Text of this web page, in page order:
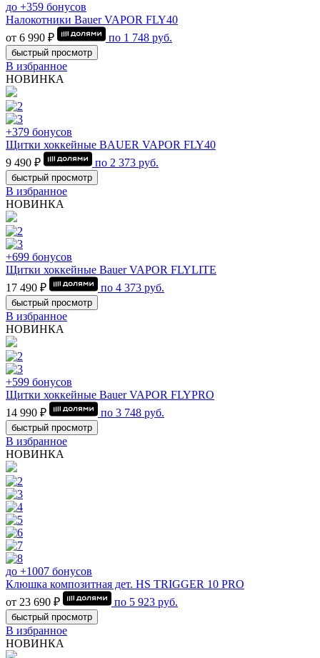
до +359 бонусов
Налокотники Bauer VAPOR FLY40
от 6 990 ₽
по 1 748 руб.
быстрый просмотр
В избранное
НОВИНКА
+379 бонусов
Щитки хоккейные BAUER VAPOR FLY40
9 490 ₽
по 2 373 руб.
быстрый просмотр
В избранное
НОВИНКА
+699 бонусов
Щитки хоккейные Bauer VAPOR FLYLITE
17 490 ₽
по 4 373 руб.
быстрый просмотр
В избранное
НОВИНКА
+599 бонусов
Щитки хоккейные Bauer VAPOR FLYPRO
14 990 ₽
по 3 748 руб.
быстрый просмотр
В избранное
НОВИНКА
до +1007 бонусов
Клюшка композитная дет. HS TRIGGER 10 PRO
от 23 690 ₽
по 5 923 руб.
быстрый просмотр
В избранное
НОВИНКА